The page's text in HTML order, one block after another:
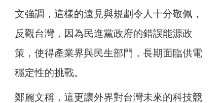
文強調，這樣的遠見與規劃令人十分敬佩，
反觀台灣，因為民進黨政府的錯誤能源政
策，使得產業界與民生部門，長期面臨供電
穩定性的挑戰。
鄭麗文稱，這更讓外界對台灣未來的科技競